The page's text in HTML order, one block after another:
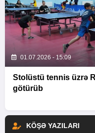
01.07.2026 - 15:09
Stolüstü tennis üzrə
götürüb
KÖŞƏ YAZILARI